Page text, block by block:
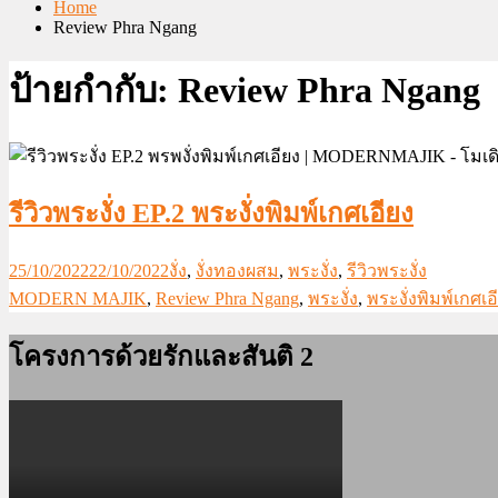
Home
Review Phra Ngang
ป้ายกำกับ: Review Phra Ngang
รีวิวพระงั่ง EP.2 พระงั่งพิมพ์เกศเอียง
25/10/202222/10/2022งั่ง, งั่งทองผสม, พระงั่ง, รีวิวพระงั่ง
MODERN MAJIK, Review Phra Ngang, พระงั่ง, พระงั่งพิมพ์เกศเ
โครงการด้วยรักและสันติ 2